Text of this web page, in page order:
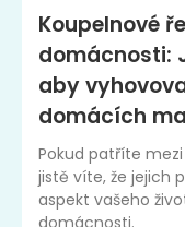
Koupelnové
domácnosti:
aby
domácích
Pokud patříte
jistě víte, že jejich
aspekt vašeho
domácnosti.